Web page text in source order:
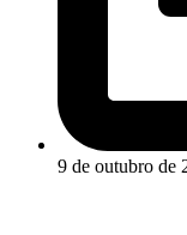
9 de outubro de